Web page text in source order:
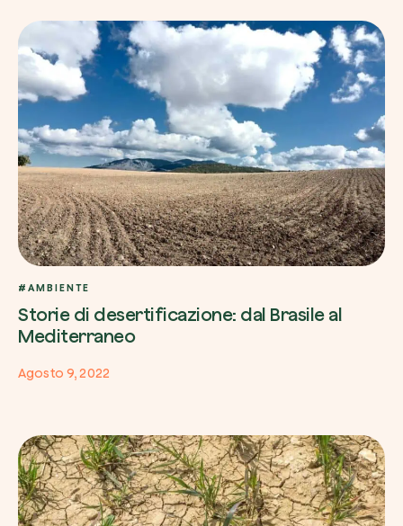
#AMBIENTE
Storie di desertificazione: dal Brasile al
Mediterraneo
Agosto 9, 2022